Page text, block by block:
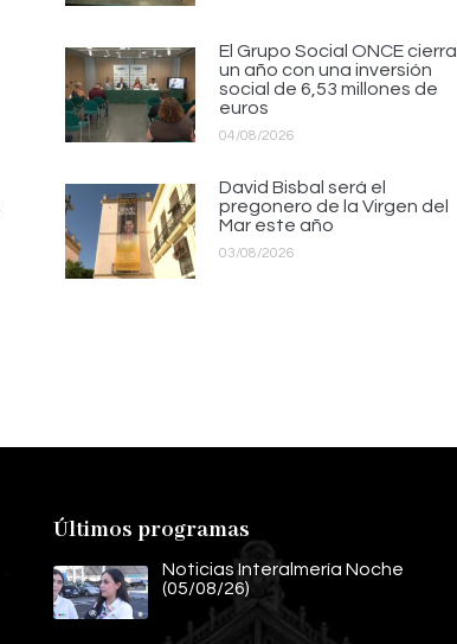
El Grupo Social ONCE cierra
un año con una inversión
social de 6,53 millones de
euros
04/08/2026
David Bisbal será el
pregonero de la Virgen del
Mar este año
03/08/2026
Últimos programas
Noticias Interalmería Noche
(05/08/26)